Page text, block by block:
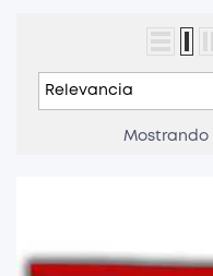
Relevancia
Mostrando